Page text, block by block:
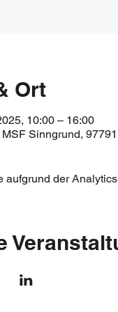
Ort
10:00 – 16:00
Sinngrund,
aufgrund der